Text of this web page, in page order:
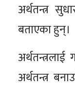
अर्थतन्त्र
बताएका हुन्।
अर्थतन्त्र